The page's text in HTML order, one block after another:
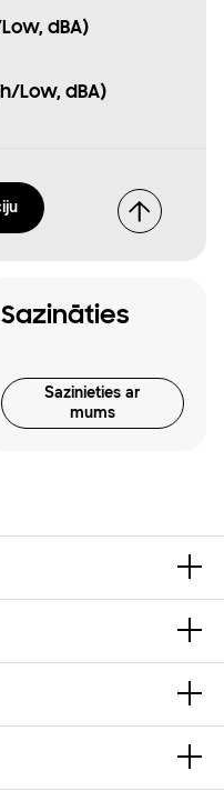
dBA)
Low, dBA)
Sazināties
Sazinieties ar
mums